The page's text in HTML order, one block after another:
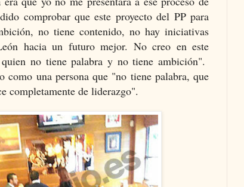
comprobar que este proyecto del PP para
no tiene contenido, no hay iniciativas
hacia un futuro mejor. No creo en este
no tiene palabra y no tiene ambición".
como una persona que "no tiene palabra, que
completamente de liderazgo".